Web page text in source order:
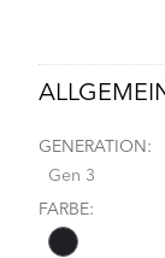
GENERATION:
Gen 3
FARBE: